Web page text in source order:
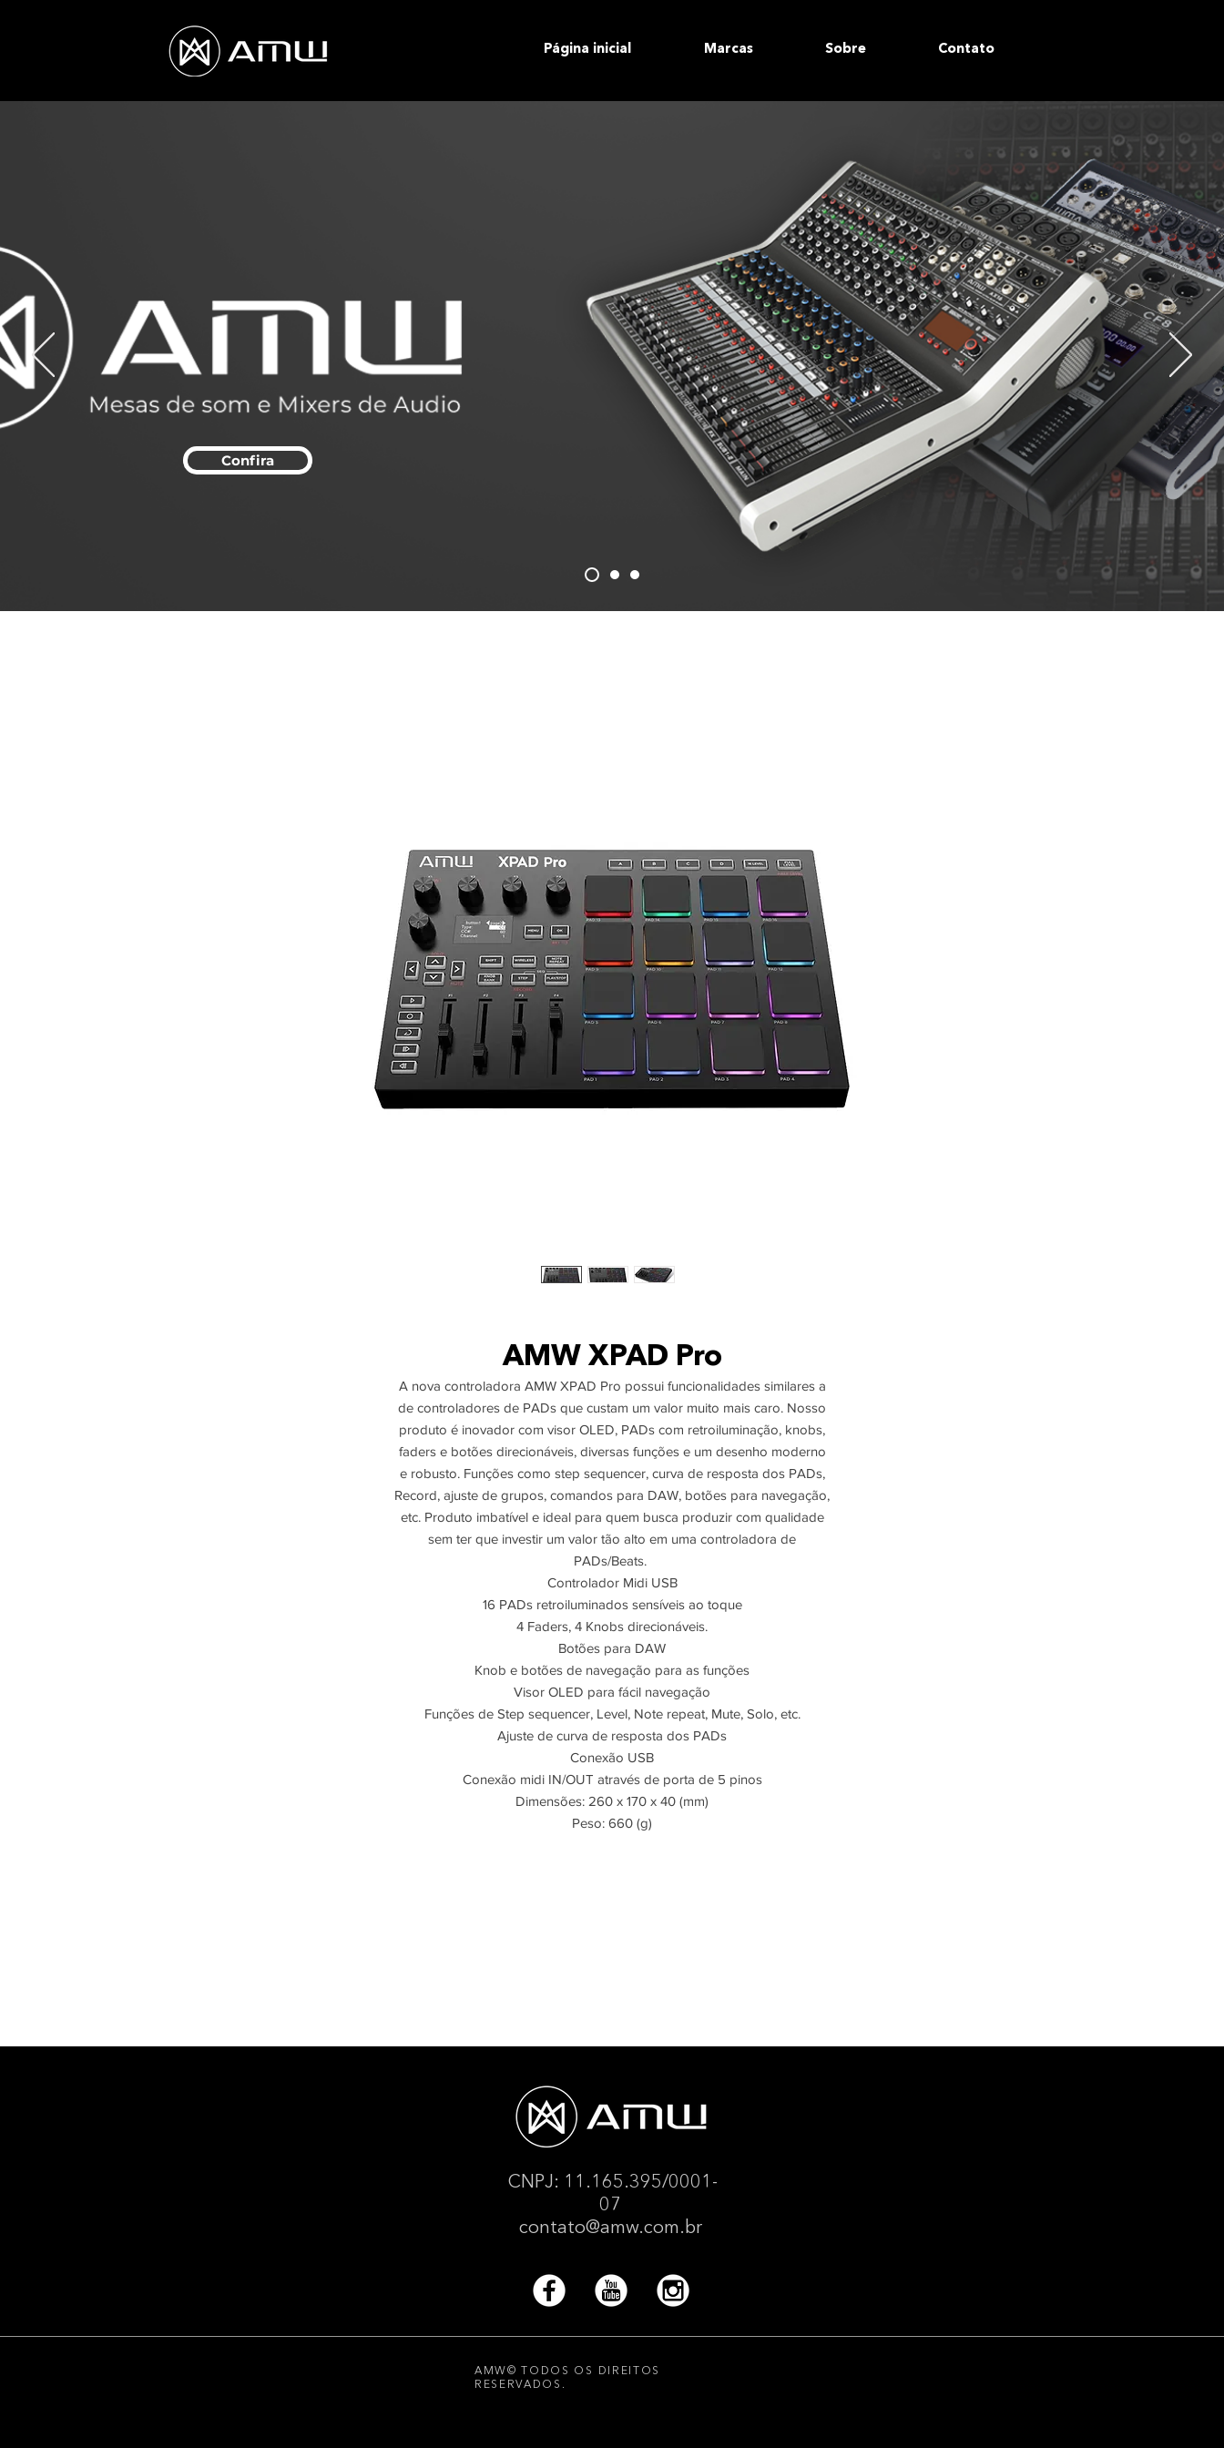
Página inicial Marcas Sobre Contato
Confira
AMW XPAD Pro
A nova controladora AMW XPAD Pro possui funcionalidades similares a
de controladores de PADs que custam um valor muito mais caro. Nosso
produto é inovador com visor OLED, PADs com retroiluminação, knobs,
faders e botões direcionáveis, diversas funções e um desenho moderno
e robusto. Funções como step sequencer, curva de resposta dos PADs,
Record, ajuste de grupos, comandos para DAW, botões para navegação,
etc. Produto imbatível e ideal para quem busca produzir com qualidade
sem ter que investir um valor tão alto em uma controladora de
PADs/Beats.
Controlador Midi USB
16 PADs retroiluminados sensíveis ao toque
4 Faders, 4 Knobs direcionáveis.
Botões para DAW
Knob e botões de navegação para as funções
Visor OLED para fácil navegação
Funções de Step sequencer, Level, Note repeat, Mute, Solo, etc.
Ajuste de curva de resposta dos PADs
Conexão USB
Conexão midi IN/OUT através de porta de 5 pinos
Dimensões: 260 x 170 x 40 (mm)
Peso: 660 (g)
CNPJ: 11.165.395/0001-
07
contato@amw.com.br
AMW© TODOS OS DIREITOS
RESERVADOS.